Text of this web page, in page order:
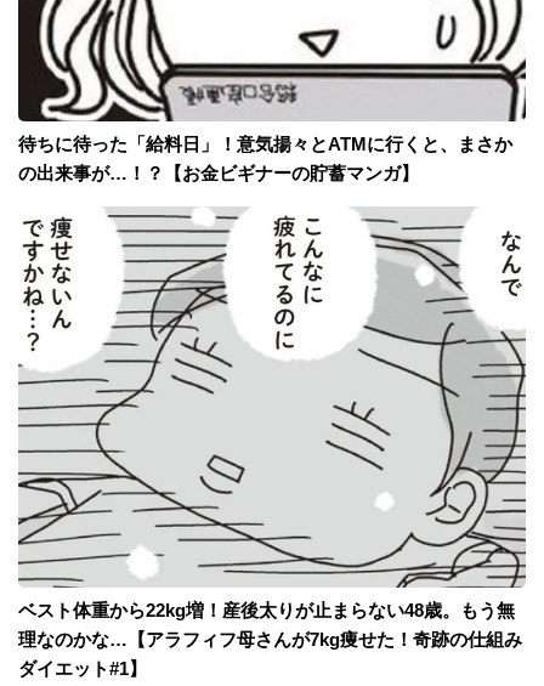
待ちに待った「給料日」！意気揚々とATMに行くと、まさか
の出来事が…！？【お金ビギナーの貯蓄マンガ】
ベスト体重から22kg増！産後太りが止まらない48歳。もう無
理なのかな…【アラフィフ母さんが7kg痩せた！奇跡の仕組み
ダイエット#1】